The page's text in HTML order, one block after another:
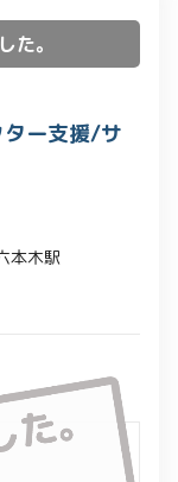
た。
ー支援/サ
本木駅